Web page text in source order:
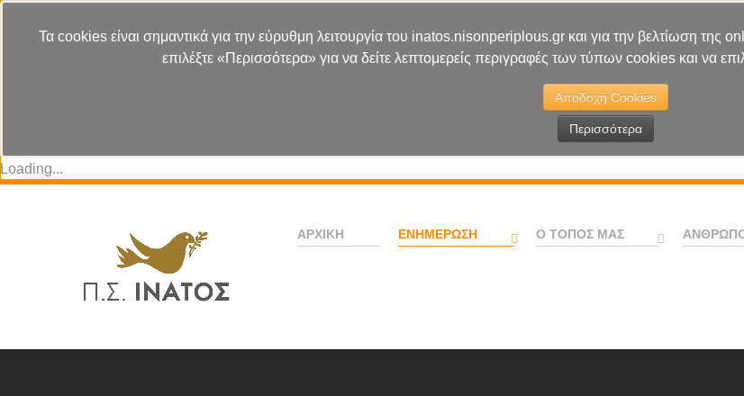
Τα cookies είναι σημαντικά για την εύρυθμη λειτουργία του inatos.nisonperiplous.gr και για την βελτίωση
επιλέξτε «Περισσότερα» για να δείτε λεπτομερείς περιγραφές των τύπων cookies και να
Αποδοχή Cookies
Περισσότερα
Loading...
ΑΡΧΙΚΉ ΕΝΗΜΈΡΩΣΗ Ο ΤΌΠΟΣ ΜΑΣ